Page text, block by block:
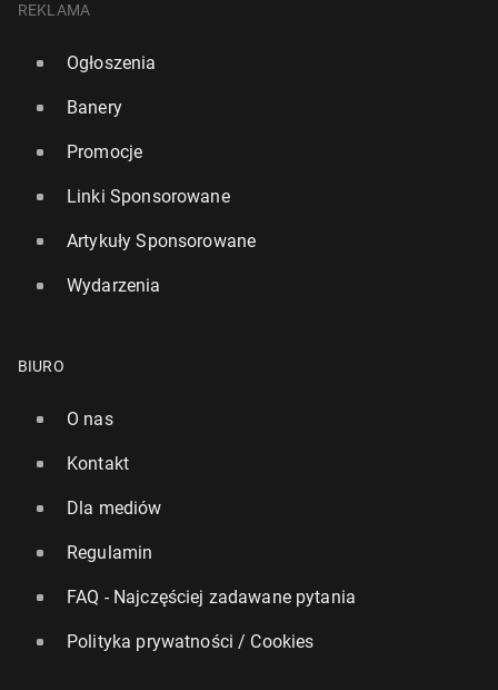
REKLAMA
Ogłoszenia
Banery
Promocje
Linki Sponsorowane
Artykuły Sponsorowane
Wydarzenia
BIURO
O nas
Kontakt
Dla mediów
Regulamin
FAQ - Najczęściej zadawane pytania
Polityka prywatności / Cookies